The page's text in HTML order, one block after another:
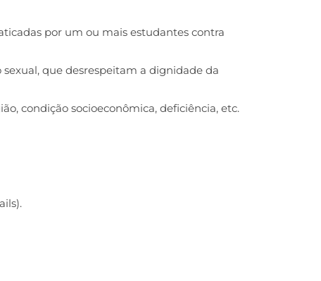
por um ou mais estudantes contra
que desrespeitam a dignidade da
condição socioeconômica, deficiência, etc.